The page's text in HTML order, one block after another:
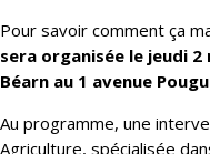
Pour savoir comment ça
sera organisée le jeudi 2
Béarn au 1 avenue
Au programme, une
Agriculture, spécialisée